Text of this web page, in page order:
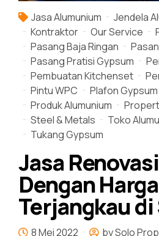
Jasa Alumunium
Jendela
Kontraktor
Our Service
Pasang Baja Ringan
Pasang Pratisi Gypsum
Pembuatan Kitchenset
Pintu WPC
Plafon Gypsum
Produk Alumunium
Steel & Metals
Toko
Tukang Gypsum
Jasa
Dengan
Terjangkau
8 Mei 2022 by Solo